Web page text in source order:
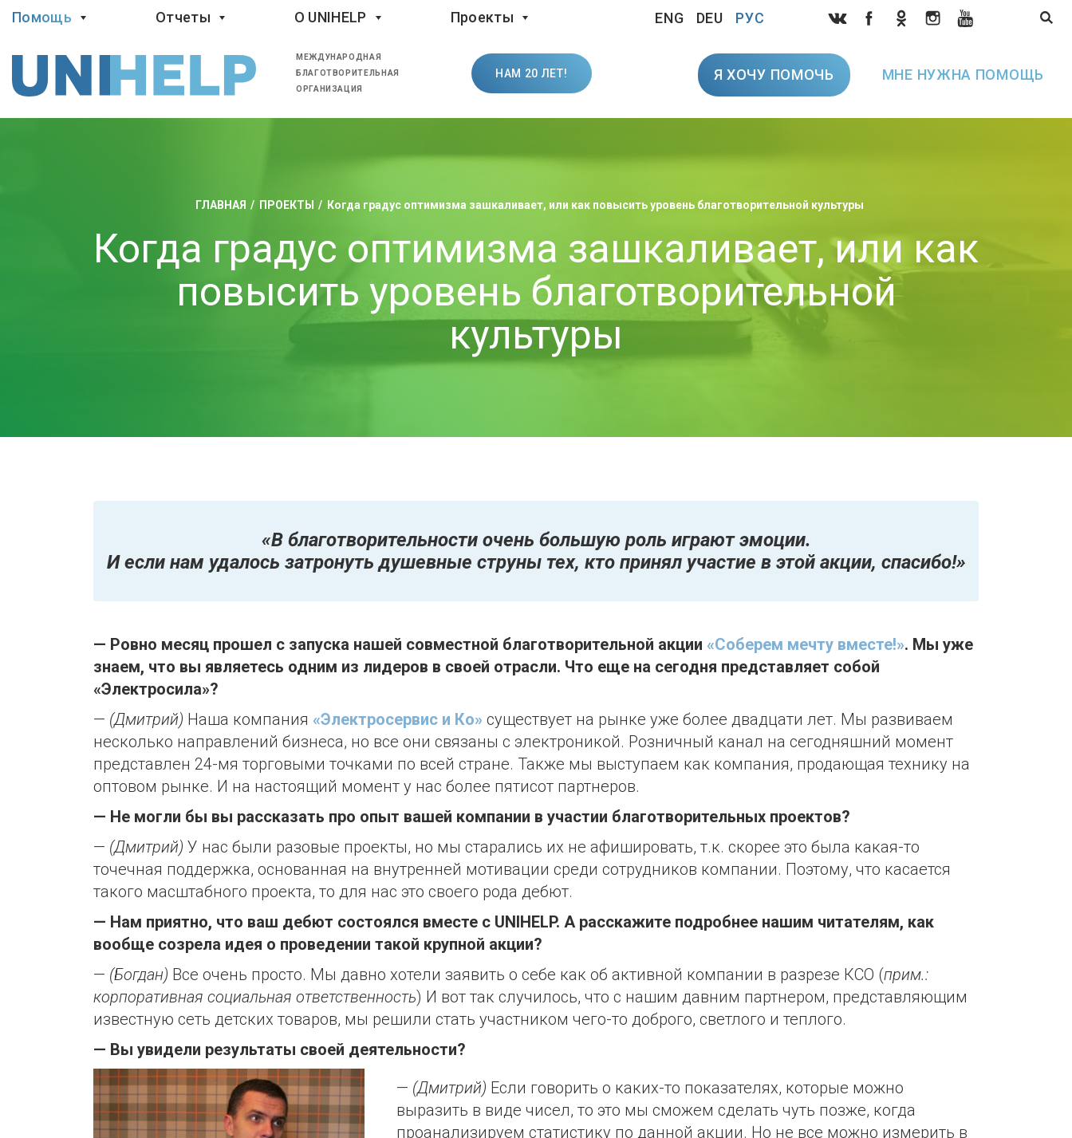
Помощь Отчеты O UNIHELP Проекты ENG DEU РУС
МЕЖДУНАРОДНАЯ
БЛАГОТВОРИТЕЛЬНАЯ
ОРГАНИЗАЦИЯ
НАМ 20 ЛЕТ! Я ХОЧУ ПОМОЧЬ МНЕ НУЖНА ПОМОЩЬ
ГЛАВНАЯ ПРОЕКТЫ Когда градус оптимизма зашкаливает, или как повысить уровень благотворительной культуры
Когда градус оптимизма зашкаливает, или как
повысить уровень благотворительной
культуры
«В благотворительности очень большую роль играют эмоции.
И если нам удалось затронуть душевные струны тех, кто принял участие в этой акции, спасибо!»
— Ровно месяц прошел с запуска нашей совместной благотворительной акции «Соберем мечту вместе!». Мы уже
знаем, что вы являетесь одним из лидеров в своей отрасли. Что еще на сегодня представляет собой
«Электросила»?
— (Дмитрий) Наша компания «Электросервис и Ко» существует на рынке уже более двадцати лет. Мы развиваем
несколько направлений бизнеса, но все они связаны с электроникой. Розничный канал на сегодняшний момент
представлен 24-мя торговыми точками по всей стране. Также мы выступаем как компания, продающая технику на
оптовом рынке. И на настоящий момент у нас более пятисот партнеров.
— Не могли бы вы рассказать про опыт вашей компании в участии благотворительных проектов?
— (Дмитрий) У нас были разовые проекты, но мы старались их не афишировать, т.к. скорее это была какая-то
точечная поддержка, основанная на внутренней мотивации среди сотрудников компании. Поэтому, что касается
такого масштабного проекта, то для нас это своего рода дебют.
— Нам приятно, что ваш дебют состоялся вместе с UNIHELP. А расскажите подробнее нашим читателям, как
вообще созрела идея о проведении такой крупной акции?
— (Богдан) Все очень просто. Мы давно хотели заявить о себе как об активной компании в разрезе КСО (прим.:
корпоративная социальная ответственность) И вот так случилось, что с нашим давним партнером, представляющим
известную сеть детских товаров, мы решили стать участником чего-то доброго, светлого и теплого.
— Вы увидели результаты своей деятельности?
— (Дмитрий) Если говорить о каких-то показателях, которые можно
выразить в виде чисел, то это мы сможем сделать чуть позже, когда
проанализируем статистику по данной акции. Но не все можно измерить в